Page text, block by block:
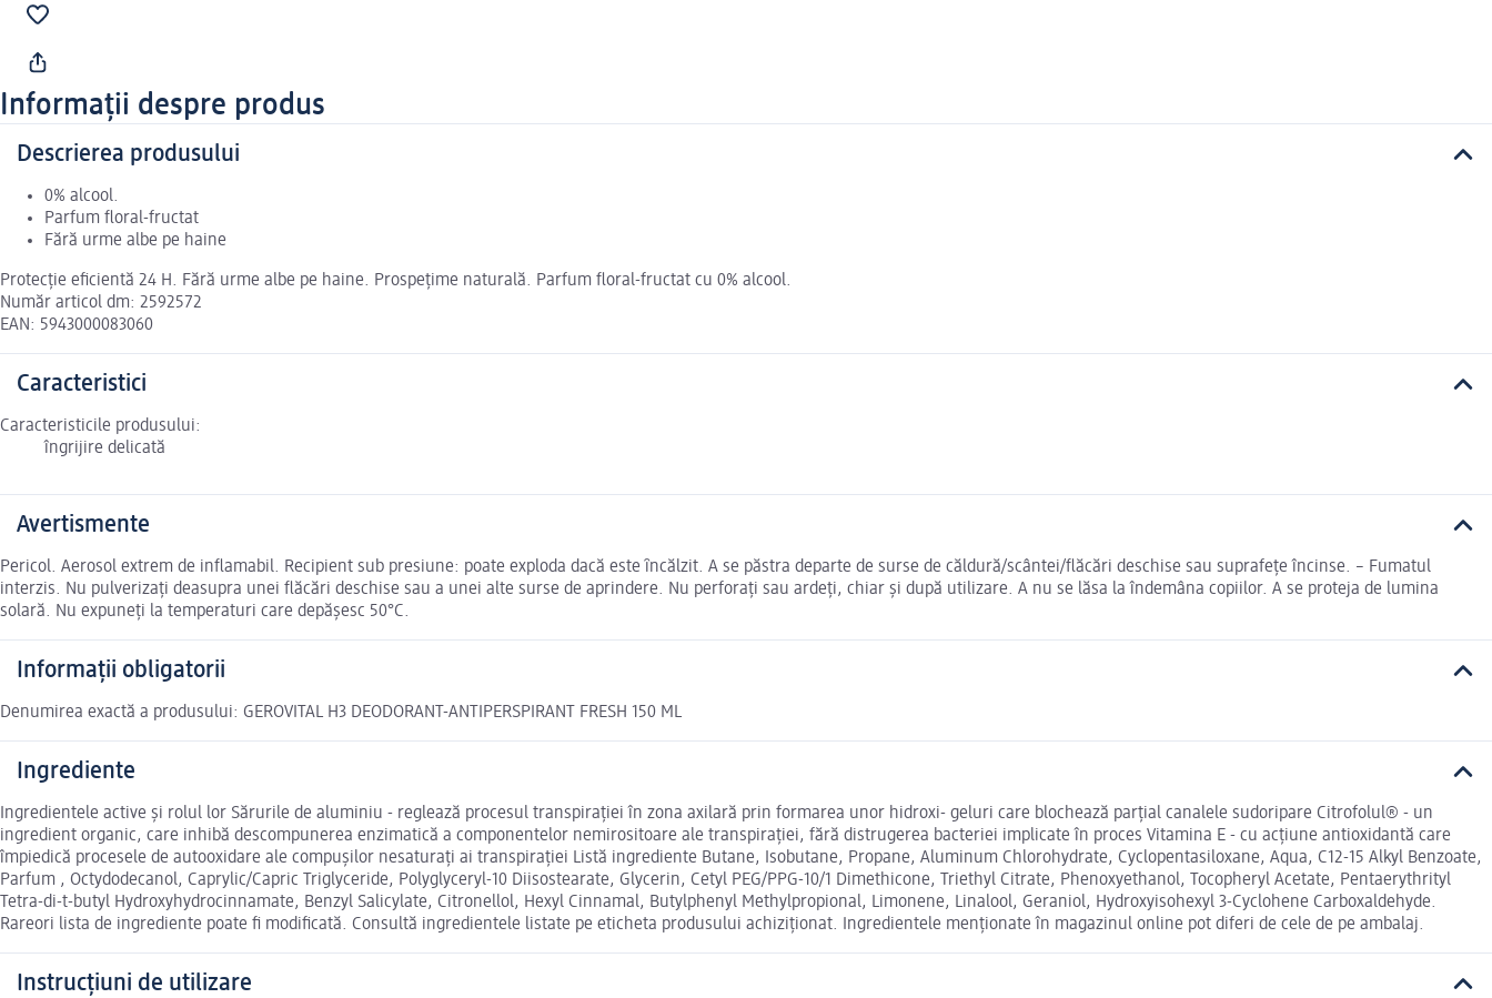
Informații despre produs
Descrierea produsului
0% alcool.
Parfum floral-fructat
Fără urme albe pe haine
Protecţie eficientă 24 H. Fără urme albe pe haine. Prospeţime naturală. Parfum floral-fructat cu 0% alcool.
Număr articol dm: 2592572
EAN: 5943000083060
Caracteristici
Caracteristicile produsului:
îngrijire delicată
Avertismente
Pericol. Aerosol extrem de inflamabil. Recipient sub presiune: poate exploda dacă este ȋncălzit. A se păstra departe de surse de căldură/scântei/flăcări deschise sau suprafeţe încinse. – Fumatul
interzis. Nu pulverizaţi deasupra unei flăcări deschise sau a unei alte surse de aprindere. Nu perforaţi sau ardeţi, chiar şi după utilizare. A nu se lăsa la îndemâna copiilor. A se proteja de lumina
solară. Nu expuneţi la temperaturi care depăşesc 50°C.
Informații obligatorii
Denumirea exactă a produsului: GEROVITAL H3 DEODORANT-ANTIPERSPIRANT FRESH 150 ML
Ingrediente
Ingredientele active și rolul lor Sărurile de aluminiu - reglează procesul transpirației în zona axilară prin formarea unor hidroxi- geluri care blochează parțial canalele sudoripare Citrofolul® - un
ingredient organic, care inhibă descompunerea enzimatică a componentelor nemirositoare ale transpirației, fără distrugerea bacteriei implicate în proces Vitamina E - cu acțiune antioxidantă care
împiedică procesele de autooxidare ale compușilor nesaturați ai transpirației Listă ingrediente Butane, Isobutane, Propane, Aluminum Chlorohydrate, Cyclopentasiloxane, Aqua, C12-15 Alkyl Benzoate,
Parfum , Octydodecanol, Caprylic/Capric Triglyceride, Polyglyceryl-10 Diisostearate, Glycerin, Cetyl PEG/PPG-10/1 Dimethicone, Triethyl Citrate, Phenoxyethanol, Tocopheryl Acetate, Pentaerythrityl
Tetra-di-t-butyl Hydroxyhydrocinnamate, Benzyl Salicylate, Citronellol, Hexyl Cinnamal, Butylphenyl Methylpropional, Limonene, Linalool, Geraniol, Hydroxyisohexyl 3-Cyclohene Carboxaldehyde.
Rareori lista de ingrediente poate fi modificată. Consultă ingredientele listate pe eticheta produsului achiziționat. Ingredientele menționate în magazinul online pot diferi de cele de pe ambalaj.
Instrucțiuni de utilizare